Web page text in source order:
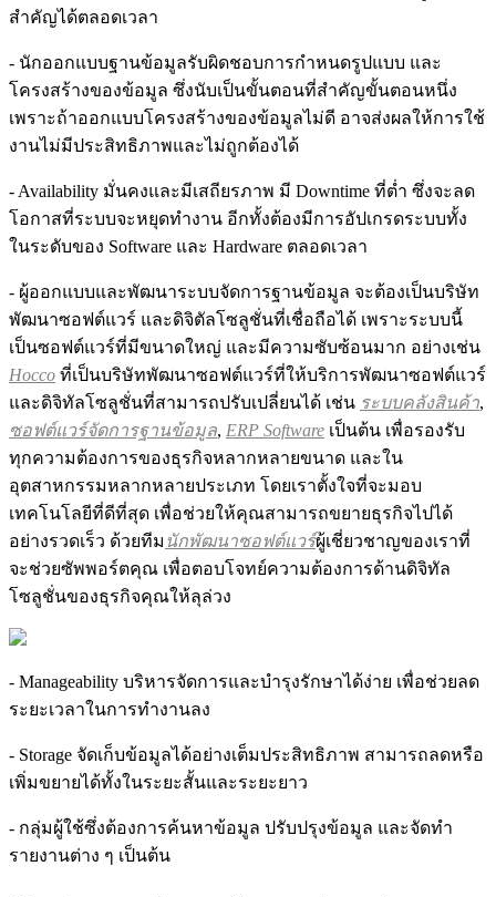
สำคัญได้ตลอดเวลา
- นักออกแบบฐานข้อมูลรับผิดชอบการกำหนดรูปแบบ และ
โครงสร้างของข้อมูล ซึ่งนับเป็นขั้นตอนที่สำคัญขั้นตอนหนึ่ง
เพราะถ้าออกแบบโครงสร้างของข้อมูลไม่ดี อาจส่งผลให้การใช้
งานไม่มีประสิทธิภาพและไม่ถูกต้องได้
- Availability มั่นคงและมีเสถียรภาพ มี Downtime ที่ต่ำ ซึ่งจะลด
โอกาสที่ระบบจะหยุดทำงาน อีกทั้งต้องมีการอัปเกรดระบบทั้ง
ในระดับของ Software และ Hardware ตลอดเวลา
- ผู้ออกแบบและพัฒนาระบบจัดการฐานข้อมูล จะต้องเป็นบริษัท
พัฒนาซอฟต์แวร์ และดิจิตัลโซลูชั่นที่เชื่อถือได้ เพราะระบบนี้
เป็นซอฟต์แวร์ที่มีขนาดใหญ่ และมีความซับซ้อนมาก อย่างเช่น
Hocco ที่เป็นบริษัทพัฒนาซอฟต์แวร์ที่ให้บริการพัฒนาซอฟต์แวร์
และดิจิทัลโซลูชั่นที่สามารถปรับเปลี่ยนได้ เช่น ระบบคลังสินค้า,
ซอฟต์แวร์จัดการฐานข้อมูล, ERP Software เป็นต้น เพื่อรองรับ
ทุกความต้องการของธุรกิจหลากหลายขนาด และใน
อุตสาหกรรมหลากหลายประเภท โดยเราตั้งใจที่จะมอบ
เทคโนโลยีที่ดีที่สุด เพื่อช่วยให้คุณสามารถขยายธุรกิจไปได้
อย่างรวดเร็ว ด้วยทีม นักพัฒนาซอฟต์แวร์ผู้เชี่ยวชาญของเราที่
จะช่วยซัพพอร์ตคุณ เพื่อตอบโจทย์ความต้องการด้านดิจิทัล
โซลูชั่นของธุรกิจคุณให้ลุล่วง
- Manageability บริหารจัดการและบำรุงรักษาได้ง่าย เพื่อช่วยลด
ระยะเวลาในการทำงานลง
- Storage จัดเก็บข้อมูลได้อย่างเต็มประสิทธิภาพ สามารถลดหรือ
เพิ่มขยายได้ทั้งในระยะสั้นและระยะยาว
- กลุ่มผู้ใช้ซึ่งต้องการค้นหาข้อมูล ปรับปรุงข้อมูล และจัดทำ
รายงานต่าง ๆ เป็นต้น